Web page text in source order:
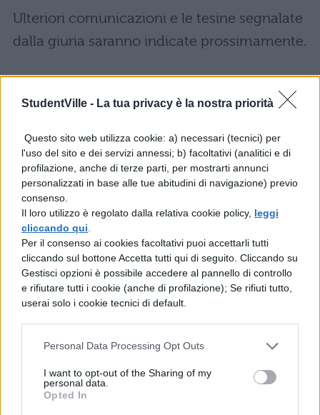
StudentVille - La tua privacy è la nostra priorità
Questo sito web utilizza cookie: a) necessari (tecnici) per
l'uso del sito e dei servizi annessi; b) facoltativi (analitici e di
profilazione, anche di terze parti, per mostrarti annunci
personalizzati in base alle tue abitudini di navigazione) previo
consenso.
Il loro utilizzo è regolato dalla relativa cookie policy, leggi
cliccando qui
Per il consenso ai cookies facoltativi puoi accettarli tutti
cliccando sul bottone Accetta tutti qui di seguito. Cliccando su
Gestisci opzioni è possibile accedere al pannello di controllo
e rifiutare tutti i cookie (anche di profilazione); Se rifiuti tutto,
userai solo i cookie tecnici di default.
Personal Data Processing Opt Outs
I want to opt-out of the Sharing of my
personal data.
Opted In
Ulteriori comunicazioni e le tesine segnalate
dalla giuria saranno indicate prossimamente.
PortatileApple Macbook offerto da:
COMMENTI
La tua email sarà utilizzata per comunicarti se qualcuno risponde al tuo commento e non
sarà pubblicata. Dichiari di avere preso visione e di accettare quanto previsto dalla
TI POTREBBE INTERESSARE